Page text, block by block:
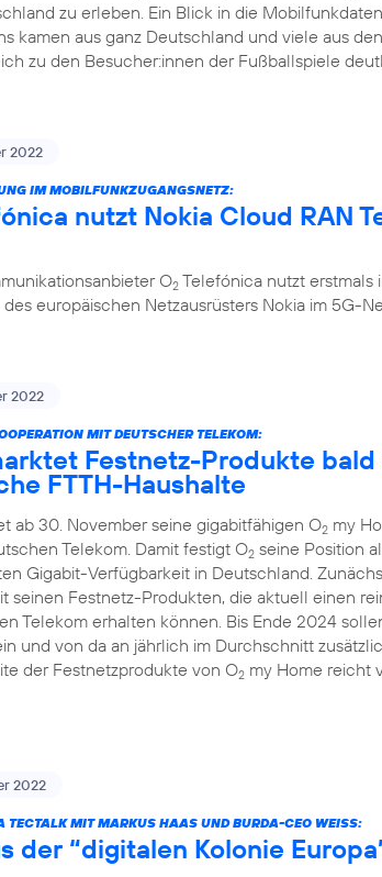
zu erleben. Ein Blick in die
kamen aus ganz Deutschland und viele aus
zu den Besucher:innen der Fußballspiele
2022
IM MOBILFUNKZUGANGSNETZ:
nutzt Nokia Cloud RAN
O2 Telefónica nutzt erstmals
europäischen Netzausrüsters Nokia im 5G-
2022
MIT DEUTSCHER TELEKOM:
Festnetz-Produkte bald
FTTH-Haushalte
ab 30. November seine gigabitfähigen O2 my
Telekom. Damit festigt O2 seine Position
Gigabit-Verfügbarkeit in Deutschland.
seinen Festnetz-Produkten, die aktuell einen
Telekom erhalten können. Bis Ende 2024
und von da an jährlich im Durchschnitt
der Festnetzprodukte von O2 my Home reicht
2022
TECTALK MIT MARKUS HAAS UND BURDA-CEO WEISS:
der “digitalen Kolonie